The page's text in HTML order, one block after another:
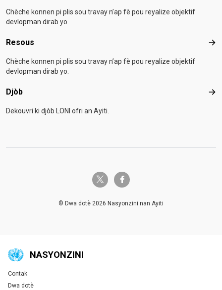
Chèche konnen pi plis sou travay n’ap fè pou reyalize objektif
devlopman dirab yo.
Resous
Chèche konnen pi plis sou travay n’ap fè pou reyalize objektif
devlopman dirab yo.
Djòb
Dekouvri ki djòb LONI ofri an Ayiti.
twitter-x facebook-f
© Dwa dotè 2026 Nasyonzini nan Ayiti
NASYONZINI
Global U.N. menu
Contak
Dwa dotè